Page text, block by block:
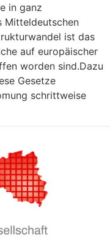
in ganz
Mitteldeutschen
ist das
auf europäischer
worden sind.Dazu
Gesetze
schrittweise